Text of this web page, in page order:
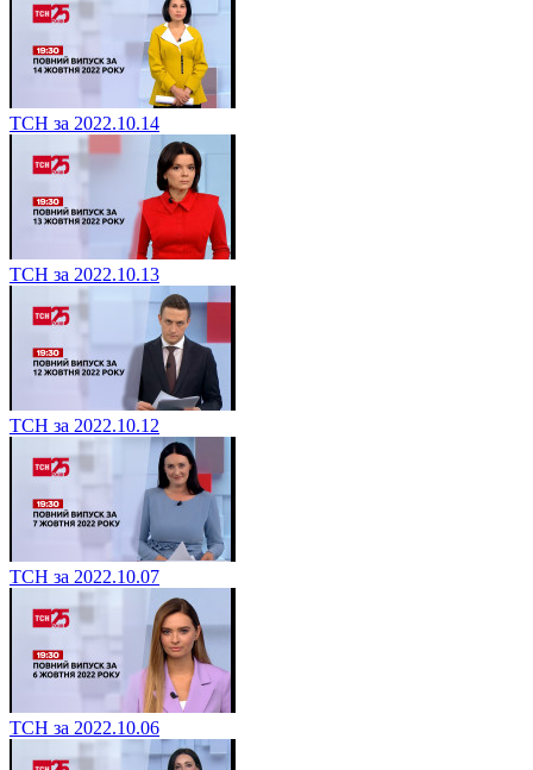
ТСН за 2022.10.14
ТСН за 2022.10.13
ТСН за 2022.10.12
ТСН за 2022.10.07
ТСН за 2022.10.06